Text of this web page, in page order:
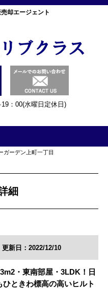
却エージェント
：00(水曜日定休日)
ガーデン上町一丁目
細
更新日：2022/12/10
・東南部屋・3LDK！日
ときわ標高の高いヒルト